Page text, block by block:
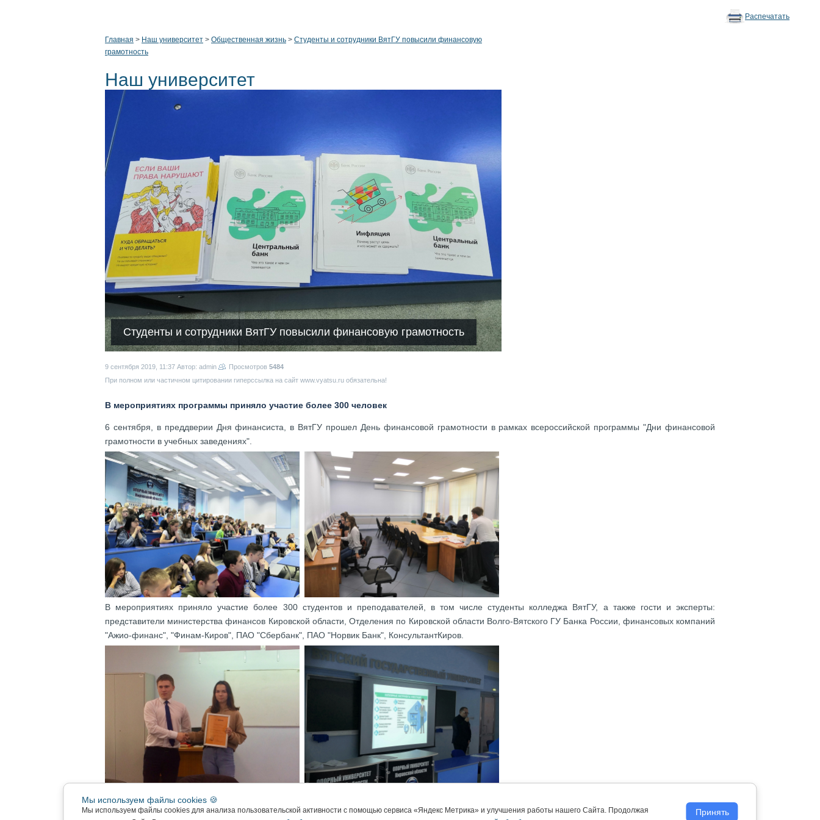
Распечатать
Главная > Наш университет > Общественная жизнь > Студенты и сотрудники ВятГУ повысили финансовую
грамотность
Наш университет
Студенты и сотрудники ВятГУ повысили финансовую грамотность
9 сентября 2019, 11:37 Автор: admin Просмотров 5484
При полном или частичном цитировании гиперссылка на сайт www.vyatsu.ru обязательна!
В мероприятиях программы приняло участие более 300 человек
6 сентября, в преддверии Дня финансиста, в ВятГУ прошел День финансовой грамотности в рамках всероссийской программы "Дни финансовой
грамотности в учебных заведениях".
В мероприятиях приняло участие более 300 студентов и преподавателей, в том числе студенты колледжа ВятГУ, а также гости и эксперты:
представители министерства финансов Кировской области, Отделения по Кировской области Волго-Вятского ГУ Банка России, финансовых компаний
"Ажио-финанс", "Финам-Киров", ПАО "Сбербанк", ПАО "Норвик Банк", КонсультантКиров.
Большой интерес вызвали мастер-классы "Биржа-онлайн" и "Финансовая грамотность с КонсультантПлюс", на которых участники узнали много
интересного о современных инвестиционных инструментах, способах защиты от финансовых мошенничеств, цифровых финансовых технологиях,
Мы используем файлы cookies 🍪
Мы используем файлы cookies для анализа пользовательской активности с помощью сервиса «Яндекс Метрика» и улучшения работы нашего Сайта. Продолжая
Принять